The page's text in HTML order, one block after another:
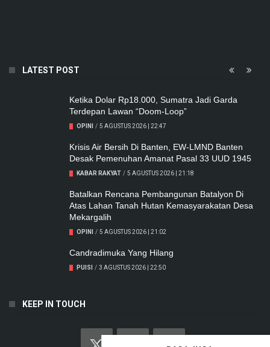
LATEST POST
Ketika Dolar Rp18.000, Sumatra Jadi Garda
Terdepan Lawan “Doom-Loop”
OPINI / 5 AGUSTUS 2026 | 22:47
Krisis Air Bersih Di Banten, EW-LMND Banten
Desak Pemenuhan Amanat Pasal 33 UUD 1945
KABAR RAKYAT / 5 AGUSTUS 2026 | 21:18
Batalkan Rencana Pembangunan Batalyon Di
Atas Lahan Tanah Hutan Kemasyarakatan Desa
Mekargalih
OPINI / 5 AGUSTUS 2026 | 21:02
Candradimuka Yang Hilang
PUISI / 3 AGUSTUS 2026 | 22:50
KEEP IN TOUCH